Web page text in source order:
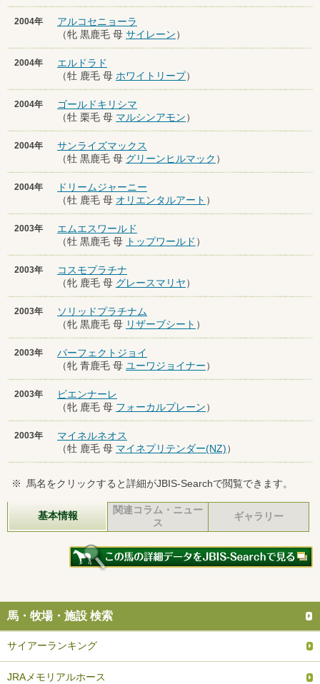
2004年
アルコセニョーラ
（牝 黒鹿毛 母 サイレーン）
2004年
エルドラド
（牡 鹿毛 母 ホワイトリープ）
2004年
ゴールドキリシマ
（牡 栗毛 母 マルシンアモン）
2004年
サンライズマックス
（牡 黒鹿毛 母 グリーンヒルマック ）
2004年
ドリームジャーニー
（牡 鹿毛 母 オリエンタルアート ）
2003年
エムエスワールド
（牡 黒鹿毛 母 トップワールド ）
2003年
コスモプラチナ
（牝 鹿毛 母 グレースマリヤ）
2003年
ソリッドプラチナム
（牝 黒鹿毛 母 リザーブシート ）
2003年
パーフェクトジョイ
（牝 青鹿毛 母 ユーワジョイナー）
2003年
ビエンナーレ
（牝 鹿毛 母 フォーカルプレーン）
2003年
マイネルネオス
（牡 鹿毛 母 マイネプリテンダー(NZ)）
※ 馬名をクリックすると詳細がJBIS-Searchで閲覧できます。
基本情報
関連コラム・ニュー
ス
ギャラリー
馬・牧場・施設 検索
サイアーランキング
JRAメモリアルホース